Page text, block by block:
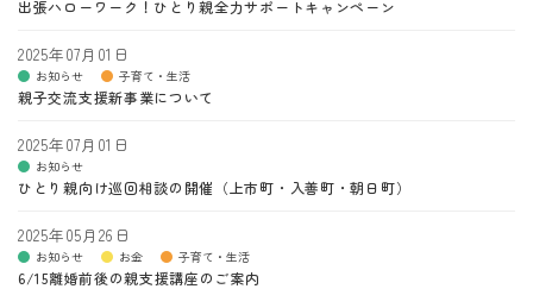
出張ハローワーク！ひとり親全力サポートキャンペーン
2025年07月01日
お知らせ 子育て・生活
親子交流支援新事業について
2025年07月01日
お知らせ
ひとり親向け巡回相談の開催（上市町・入善町・朝日町）
2025年05月26日
お知らせ お金 子育て・生活
6/15離婚前後の親支援講座のご案内